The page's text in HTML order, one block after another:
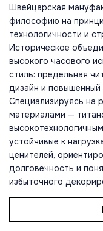
Швейцарская
философию на
технологичности и
Историческое
высокого часового
стиль: предельная
дизайн и повышенный
Специализируясь на
материалами —
устойчивые к
ценителей,
долговечность и
избыточного